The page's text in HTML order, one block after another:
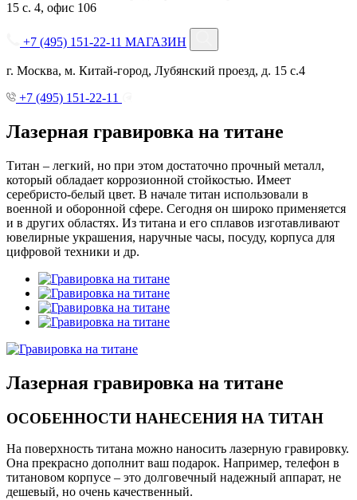
15 с. 4, офис 106
+7 (495) 151-22-11 МАГАЗИН
г. Москва, м. Китай-город, Лубянский проезд, д. 15 с.4
+7 (495) 151-22-11
Лазерная гравировка на титане
Титан – легкий, но при этом достаточно прочный металл,
который обладает коррозионной стойкостью. Имеет
серебристо-белый цвет. В начале титан использовали в
военной и оборонной сфере. Сегодня он широко применяется
и в других областях. Из титана и его сплавов изготавливают
ювелирные украшения, наручные часы, посуду, корпуса для
цифровой техники и др.
Лазерная гравировка на титане
ОСОБЕННОСТИ НАНЕСЕНИЯ НА ТИТАН
На поверхность титана можно наносить лазерную гравировку.
Она прекрасно дополнит ваш подарок. Например, телефон в
титановом корпусе – это долговечный надежный аппарат, не
дешевый, но очень качественный.